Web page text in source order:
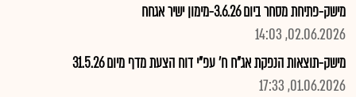
מישק-פתיחת מסחר ביום 3.6.26-מימון ישיר אגחח
02.06.2026, 14:03
מישק-תוצאות הנפקת אג"ח ח' עפ"י דוח הצעת מדף מיום 31.5.26
01.06.2026, 17:33